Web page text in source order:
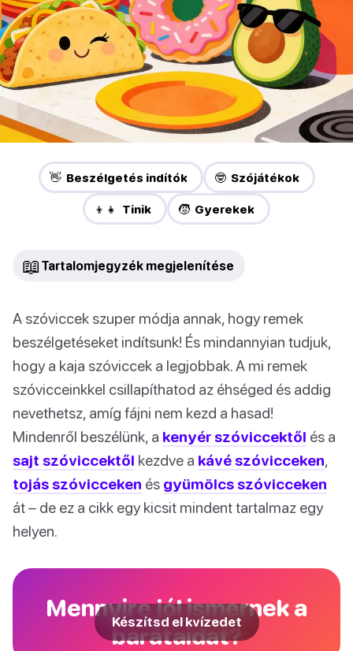
👋 Beszélgetés indítók 🤓 Szójátékok
👦👧 Tinik 🧒 Gyerekek
📖 Tartalomjegyzék megjelenítése
A szóviccek szuper módja annak, hogy remek
beszélgetéseket indítsunk! És mindannyian tudjuk,
hogy a kaja szóviccek a legjobbak. A mi remek
szóvicceinkkel csillapíthatod az éhséged és addig
nevethetsz, amíg fájni nem kezd a hasad!
Mindenről beszélünk, a kenyér szóviccektől és a
sajt szóviccektől kezdve a kávé szóvicceken,
tojás szóvicceken és gyümölcs szóvicceken
át – de ez a cikk egy kicsit mindent tartalmaz egy
helyen.
Mennyire jól ismernek a
barátaidat?
Készítsd el kvízedet